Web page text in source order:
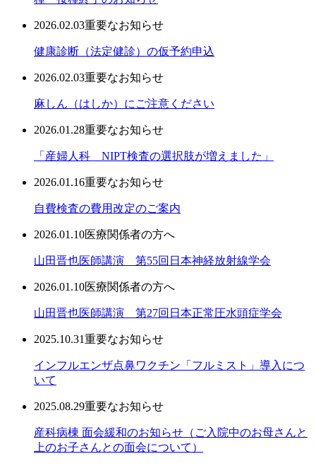
2026.02.03重要なお知らせ
健康診断（法定健診）の仮予約申込
2026.02.03重要なお知らせ
麻しん（はしか）にご注意ください
2026.01.28重要なお知らせ
「産婦人科 NIPT検査の選択肢が増えました」
2026.01.16重要なお知らせ
自費検査の費用改定のご案内
2026.01.10医療関係者の方へ
山田晋也医師講演 第55回日本神経放射線学会
2026.01.10医療関係者の方へ
山田晋也医師講演 第27回日本正常圧水頭症学会
2025.10.31重要なお知らせ
インフルエンザ点鼻ワクチン「フルミスト」導入につ
いて
2025.08.29重要なお知らせ
産科病棟 面会緩和のお知らせ（ご入院中のお母さんと
上のお子さんとの面会について）